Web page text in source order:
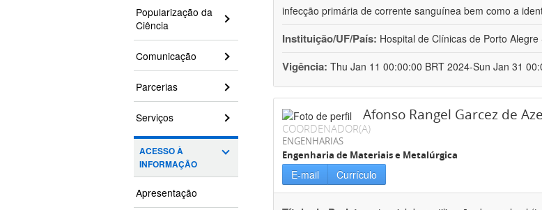
Popularização da
Ciência
Comunicação
Parcerias
Serviços
ACESSO À
INFORMAÇÃO
Apresentação
infecção primária de corrente sanguínea bem como a
Instituição/UF/País: Hospital de Clínicas de Porto Alegre
Vigência: Thu Jan 11 00:00:00 BRT 2024-Sun Jan 31
Afonso Rangel Garcez de
COORDENADOR(A)
ENGENHARIAS
Engenharia de Materiais e Metalúrgica
E-mail Currículo